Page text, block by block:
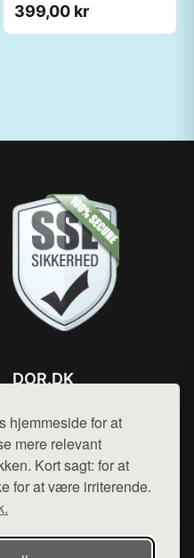
hjemmeside for at
mere relevant
Kort sagt: for at
for at være irriterende.
399,00 kr
DOR.DK
Mail: hej@want.dk
Cookie- og privatlivspolitik